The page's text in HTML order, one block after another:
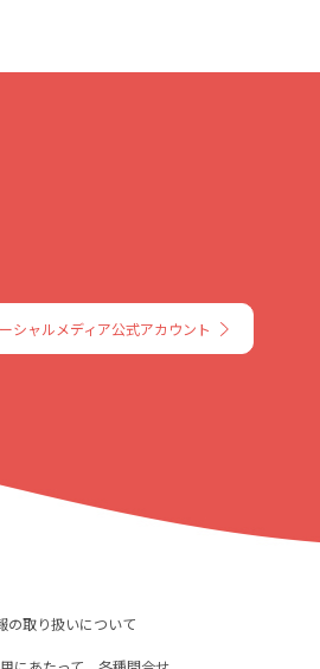
シャルメディア公式アカウント
の取り扱いについて